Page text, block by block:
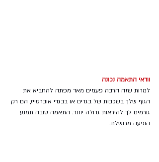
וודאי התאמה נכונה
למרות שזה הרבה פעמים מאד מפתה להחביא את
הגוף שלך בשכבות של בגדים או בבגדי אוברסייז, הם רק
גורמים לך להיראות גדולה יותר. התאמה טובה תמנע
הופעה מרושלת.